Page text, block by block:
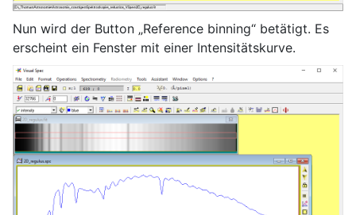
Nun wird der Button „Reference binning“ betätigt. Es
erscheint ein Fenster mit einer Intensitätskurve.